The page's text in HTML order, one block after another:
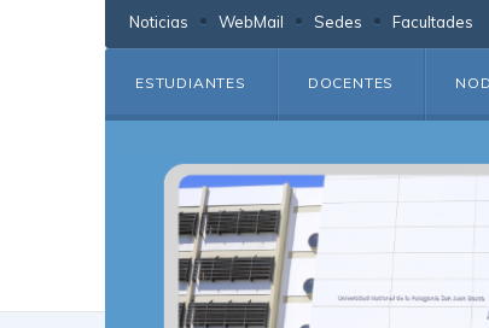
Noticias WebMail Sedes Facultades
ESTUDIANTES DOCENTES